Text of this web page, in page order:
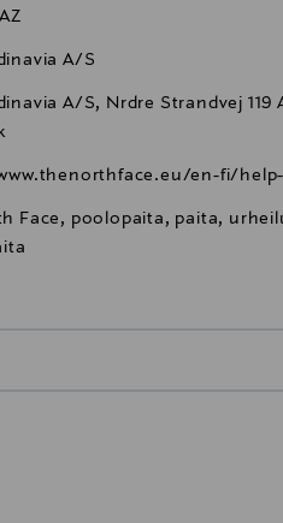
A/S
A/S, Nrdre Strandvej 119
en-fi/
Face, poolopaita, paita,